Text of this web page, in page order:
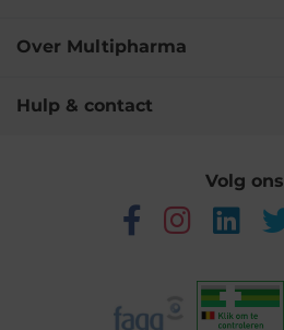
Over Multipharma
Hulp & contact
Volg ons